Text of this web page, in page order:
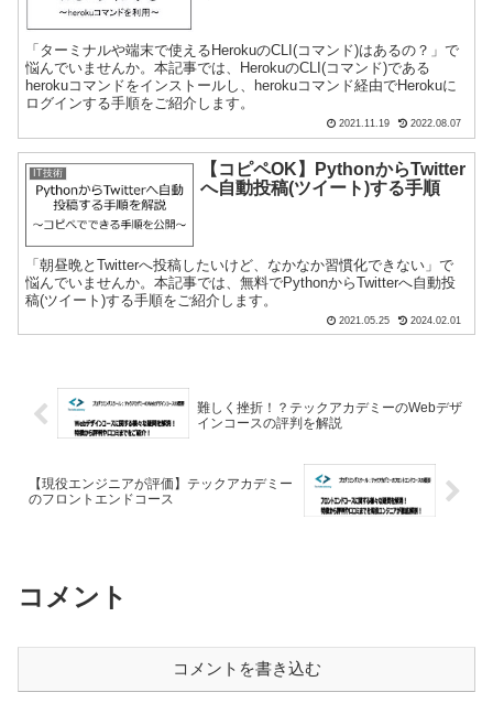
「ターミナルや端末で使えるHerokuのCLI(コマンド)はあるの？」で
悩んでいませんか。本記事では、HerokuのCLI(コマンド)である
herokuコマンドをインストールし、herokuコマンド経由でHerokuに
ログインする手順をご紹介します。
2021.11.19 2022.08.07
IT技術
【コピペOK】PythonからTwitter
へ自動投稿(ツイート)する手順
「朝昼晩とTwitterへ投稿したいけど、なかなか習慣化できない」で
悩んでいませんか。本記事では、無料でPythonからTwitterへ自動投
稿(ツイート)する手順をご紹介します。
2021.05.25 2024.02.01
難しく挫折！？テックアカデミーのWebデザ
インコースの評判を解説
【現役エンジニアが評価】テックアカデミー
のフロントエンドコース
コメント
コメントを書き込む